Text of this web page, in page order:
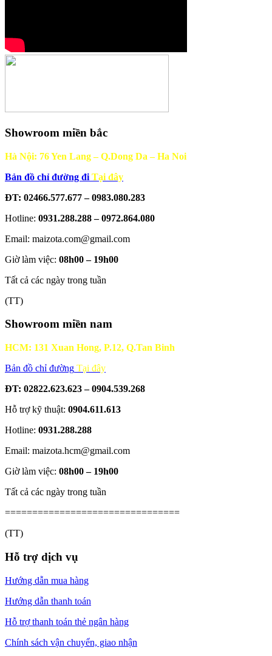
Showroom miền bắc
Hà Nội: 76 Yen Lang – Q.Dong Da – Ha Noi
Bản đồ chỉ đường đi Tại đây
ĐT: 02466.577.677 – 0983.080.283
Hotline: 0931.288.288 – 0972.864.080
Email: maizota.com@gmail.com
Giờ làm việc: 08h00 – 19h00
Tất cả các ngày trong tuần
(TT)
Showroom miền nam
HCM: 131 Xuan Hong, P.12, Q.Tan Binh
Bản đồ chỉ đường Tại đây
ĐT: 02822.623.623 – 0904.539.268
Hỗ trợ kỹ thuật: 0904.611.613
Hotline: 0931.288.288
Email: maizota.hcm@gmail.com
Giờ làm việc: 08h00 – 19h00
Tất cả các ngày trong tuần
================================
(TT)
Hỗ trợ dịch vụ
Hướng dẫn mua hàng
Hướng dẫn thanh toán
Hỗ trợ thanh toán thẻ ngân hàng
Chính sách vận chuyển, giao nhận